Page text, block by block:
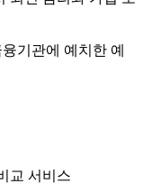
기관에 예치한 예
교 서비스